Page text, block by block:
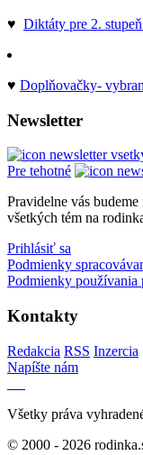
♥ Diktáty pre 2.
♥ Doplňovačky-
Newsletter
Pre tehotné
Pravidelne vás
všetkých tém na
Prihlásiť sa
Podmienky
Podmienky používania
Kontakty
Redakcia RSS Inzercia
Napíšte nám
Všetky práva
© 2000 - 2026